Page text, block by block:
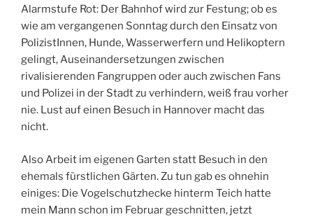
Alarmstufe Rot: Der Bahnhof wird zur Festung; ob es
wie am vergangenen Sonntag durch den Einsatz von
PolizistInnen, Hunde, Wasserwerfern und Helikoptern
gelingt, Auseinandersetzungen zwischen
rivalisierenden Fangruppen oder auch zwischen Fans
und Polizei in der Stadt zu verhindern, weiß frau vorher
nie. Lust auf einen Besuch in Hannover macht das
nicht.
Also Arbeit im eigenen Garten statt Besuch in den
ehemals fürstlichen Gärten. Zu tun gab es ohnehin
einiges: Die Vogelschutzhecke hinterm Teich hatte
mein Mann schon im Februar geschnitten, jetzt